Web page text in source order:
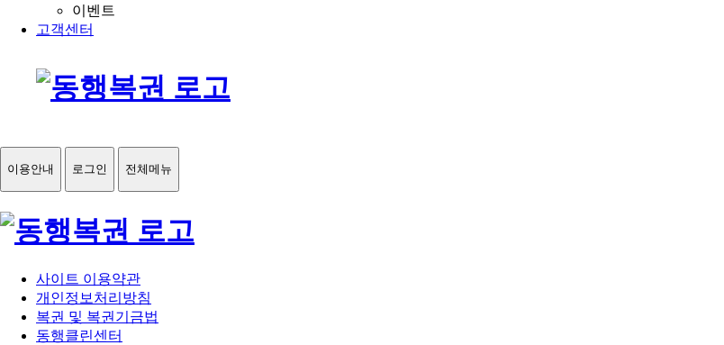
이벤트
고객센터
이용안내 로그인 전체메뉴
사이트 이용약관
개인정보처리방침
복권 및 복권기금법
동행클린센터